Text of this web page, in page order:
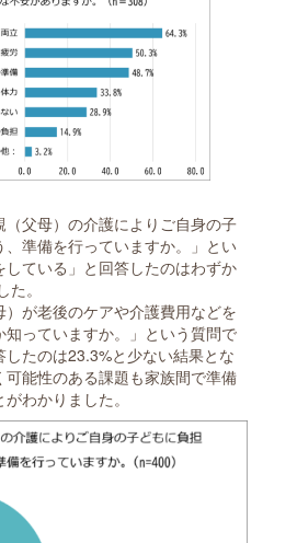
父母）の介護によりご自身の子
準備を行っていますか。」とい
ている」と回答したのはわずか
。
が老後のケアや介護費用などを
っていますか。」という質問で
たのは23.3%と少ない結果とな
能性のある課題も家族間で準備
わかりました。